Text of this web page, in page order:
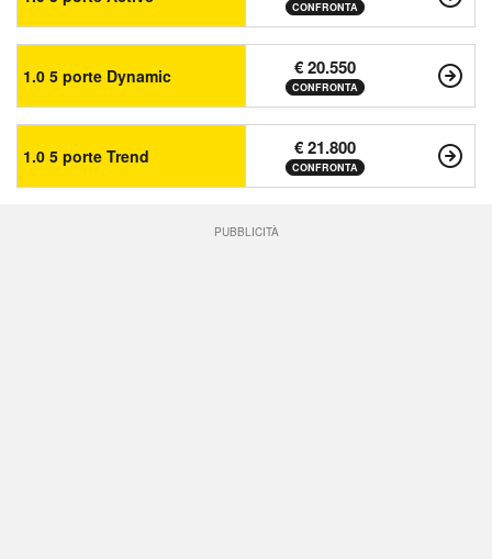
CONFRONTA
1.0 5 porte Dynamic € 20.550
CONFRONTA
1.0 5 porte Trend € 21.800
CONFRONTA
PUBBLICITÀ